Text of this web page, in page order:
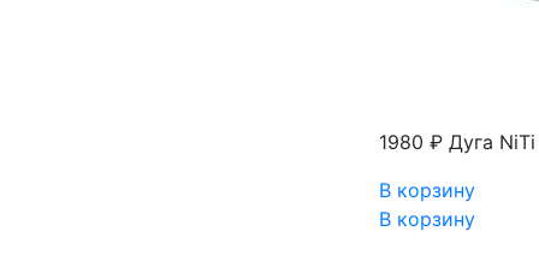
1980 ₽ Дуга
В корзину
В корзину